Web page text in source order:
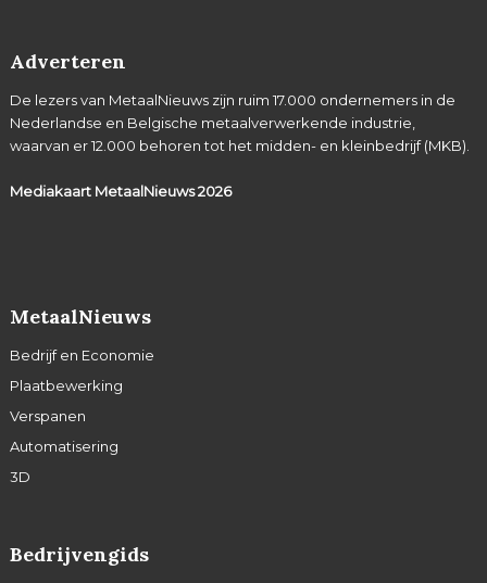
Adverteren
De lezers van MetaalNieuws zijn ruim 17.000 ondernemers in de
Nederlandse en Belgische metaalverwerkende industrie,
waarvan er 12.000 behoren tot het midden- en kleinbedrijf (MKB).
Mediakaart MetaalNieuws2026
MetaalNieuws
Bedrijf en Economie
Plaatbewerking
Verspanen
Automatisering
3D
Bedrijvengids